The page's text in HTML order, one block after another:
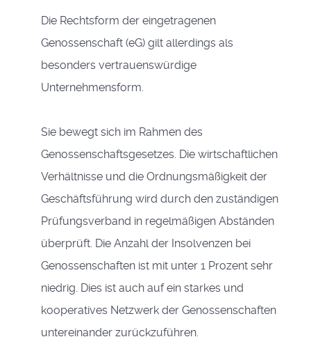
Die Rechtsform der eingetragenen
Genossenschaft (eG) gilt allerdings als
besonders vertrauenswürdige
Unternehmensform.
Sie bewegt sich im Rahmen des
Genossenschaftsgesetzes. Die wirtschaftlichen
Verhältnisse und die Ordnungsmäßigkeit der
Geschäftsführung wird durch den zuständigen
Prüfungsverband in regelmäßigen Abständen
überprüft. Die Anzahl der Insolvenzen bei
Genossenschaften ist mit unter 1 Prozent sehr
niedrig. Dies ist auch auf ein starkes und
kooperatives Netzwerk der Genossenschaften
untereinander zurückzuführen.